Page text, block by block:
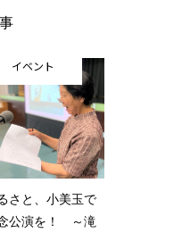
イベント
さと、小美玉で
公演を！ ～滝